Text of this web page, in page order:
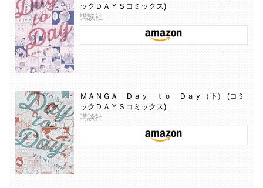
ックＤＡＹＳコミックス)
講談社
ＭＡＮＧＡ Ｄａｙ ｔｏ Ｄａｙ（下） (コミ
ックＤＡＹＳコミックス)
講談社